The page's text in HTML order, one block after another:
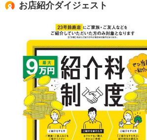
お店紹介ダイジェスト